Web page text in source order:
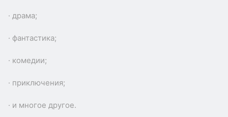
· драма;
· фантастика;
· комедии;
· приключения;
· и многое другое.